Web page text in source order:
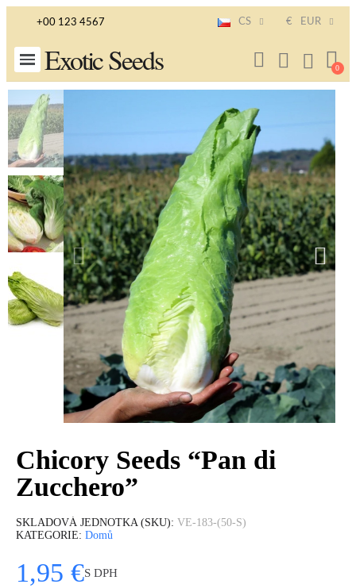
+00 123 4567 CS € EUR
Exotic Seeds
Chicory Seeds “Pan di
Zucchero”
SKLADOVÁ JEDNOTKA (SKU) VE-183-(50-S)
KATEGORIE Domů
1,95 €S DPH